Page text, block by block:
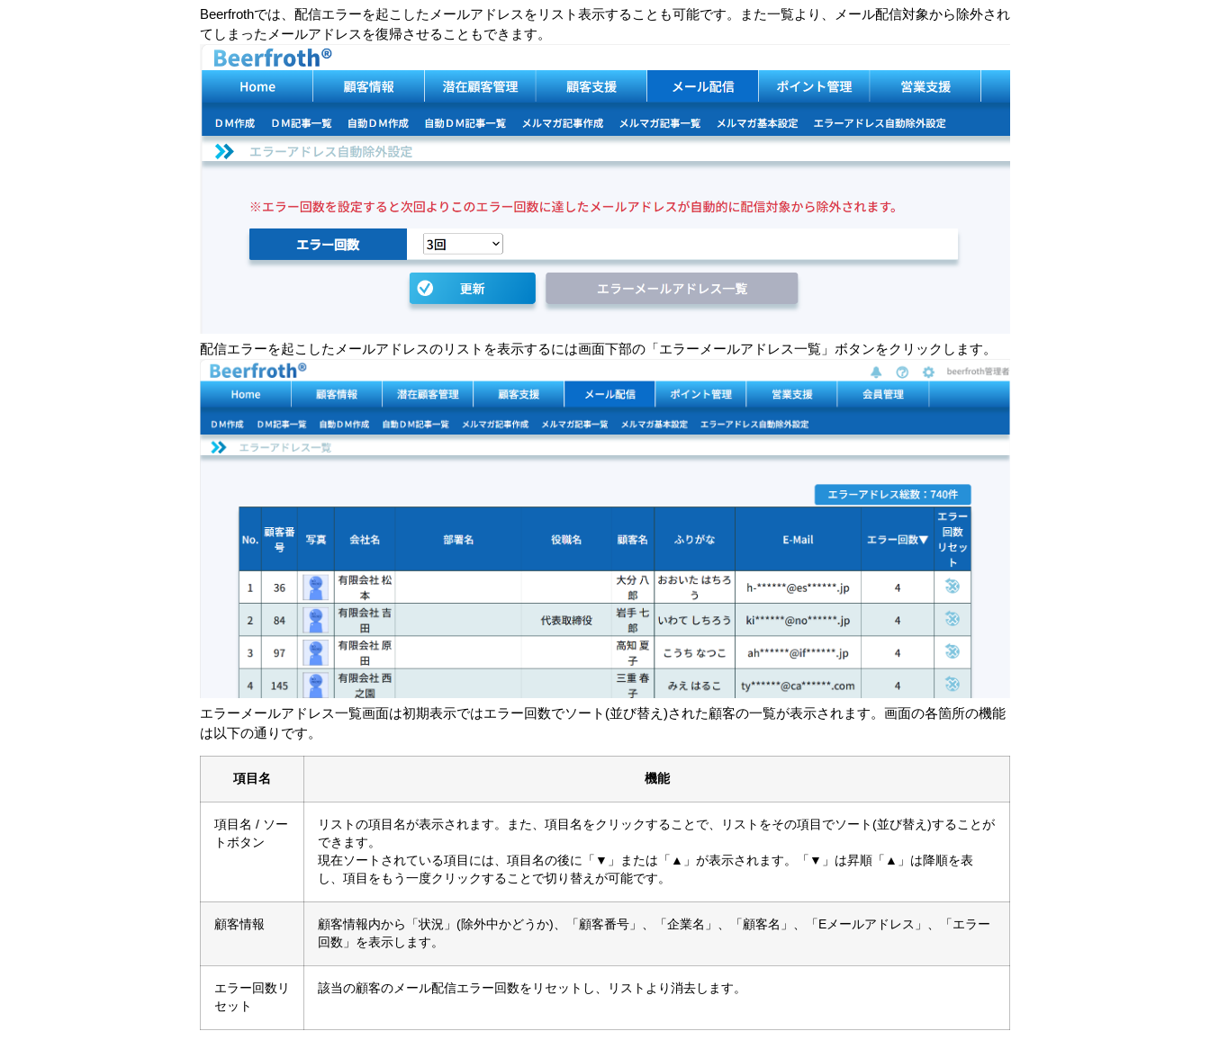
Beerfrothでは、配信エラーを起こしたメールアドレスをリスト表示することも可能です。また一覧より、メール配信対象から除外され
てしまったメールアドレスを復帰させることもできます。
配信エラーを起こしたメールアドレスのリストを表示するには画面下部の「エラーメールアドレス一覧」ボタンをクリックします。
エラーメールアドレス一覧画面は初期表示ではエラー回数でソート(並び替え)された顧客の一覧が表示されます。画面の各箇所の機能
は以下の通りです。
項目名 機能
項目名 / ソー
トボタン
リストの項目名が表示されます。また、項目名をクリックすることで、リストをその項目でソート(並び替え)することが
できます。
現在ソートされている項目には、項目名の後に「▼」または「▲」が表示されます。「▼」は昇順「▲」は降順を表
し、項目をもう一度クリックすることで切り替えが可能です。
顧客情報
顧客情報内から「状況」(除外中かどうか)、「顧客番号」、「企業名」、「顧客名」、「Eメールアドレス」、「エラー
回数」を表示します。
エラー回数リ
セット
該当の顧客のメール配信エラー回数をリセットし、リストより消去します。